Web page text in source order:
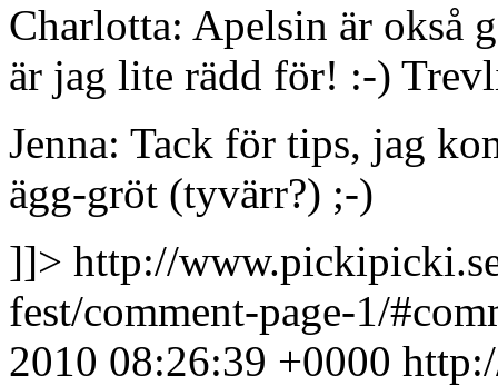
Charlotta: Apelsin är okså
är jag lite rädd för! :-)
Jenna: Tack för tips, jag
ägg-gröt (tyvärr?) ;-)
]]> http://
fest/comment-page-1/
2010 08:26:39 +0000